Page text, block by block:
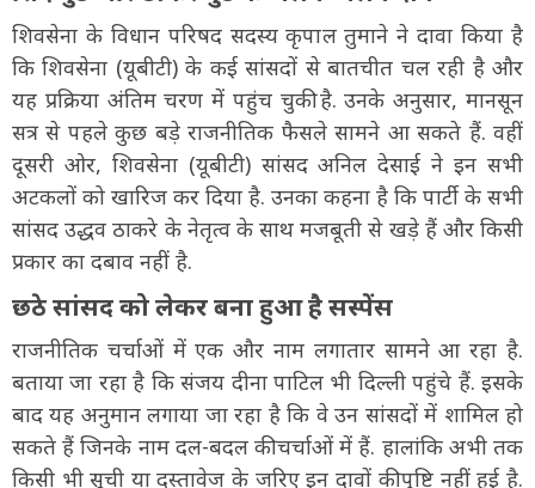
शिवसेना के विधान परिषद सदस्य कृपाल तुमाने ने दावा किया है
कि शिवसेना (यूबीटी) के कई सांसदों से बातचीत चल रही है और
यह प्रक्रिया अंतिम चरण में पहुंच चुकी है. उनके अनुसार, मानसून
सत्र से पहले कुछ बड़े राजनीतिक फैसले सामने आ सकते हैं. वहीं
दूसरी ओर, शिवसेना (यूबीटी) सांसद अनिल देसाई ने इन सभी
अटकलों को खारिज कर दिया है. उनका कहना है कि पार्टी के सभी
सांसद उद्धव ठाकरे के नेतृत्व के साथ मजबूती से खड़े हैं और किसी
प्रकार का दबाव नहीं है.
छठे सांसद को लेकर बना हुआ है सस्पेंस
राजनीतिक चर्चाओं में एक और नाम लगातार सामने आ रहा है.
बताया जा रहा है कि संजय दीना पाटिल भी दिल्ली पहुंचे हैं. इसके
बाद यह अनुमान लगाया जा रहा है कि वे उन सांसदों में शामिल हो
सकते हैं जिनके नाम दल-बदल की चर्चाओं में हैं. हालांकि अभी तक
किसी भी सूची या दस्तावेज के जरिए इन दावों की पुष्टि नहीं हुई है.